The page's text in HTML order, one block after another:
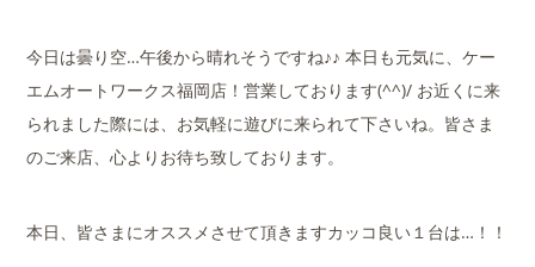
今日は曇り空…午後から晴れそうですね♪♪ 本日も元気に、ケー
エムオートワークス福岡店！営業しております(^^)/ お近くに来
られました際には、お気軽に遊びに来られて下さいね。皆さま
のご来店、心よりお待ち致しております。
本日、皆さまにオススメさせて頂きますカッコ良い１台は…！！